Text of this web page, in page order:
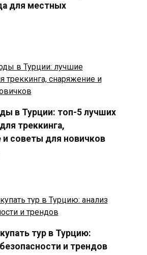
для местных
в Турции: топ-5 лучших
треккинга,
и советы для новичков
тур в Турцию:
и трендов